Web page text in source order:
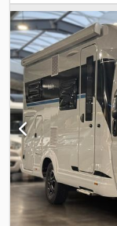
Erstzulassung:06/
2.330 mm,
Achsen,
Leergewicht: 3.078
Bordküche, Der
CITROËN Jumper
kW / 140 PS, mit
klassischen
Raumaufteilung
m Länge. Das
Bett im Heck, ein
praktische Face-to-
weiteren
Wohnkonzept